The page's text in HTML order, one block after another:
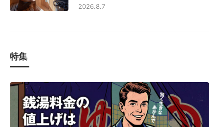
2026.8.7
特集